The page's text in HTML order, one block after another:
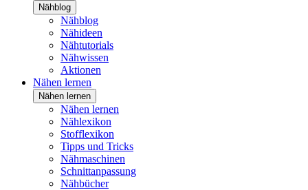
Nähblog
Nähblog
Nähideen
Nähtutorials
Nähwissen
Aktionen
Nähen lernen
Nähen lernen
Nähen lernen
Nählexikon
Stofflexikon
Tipps und Tricks
Nähmaschinen
Schnittanpassung
Nähbücher